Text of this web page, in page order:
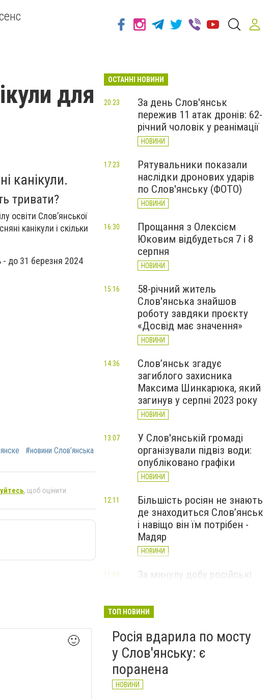
для
канікули.
тривати?
освіти Слов’янської
канікули і скільки
- до 31 березня 2024
#новини Слов’янська
, щоб оцінити
🙂
ОСТАННІ НОВИНИ
За день Слов'янськ
пережив 11 атак дронів: 62-
річний чоловік у реанімації
НОВИНИ
20:23
Рятувальники показали
наслідки дронових ударів
по Слов'янську (ФОТО)
НОВИНИ
17:23
Прощання з Олексієм
Юковим відбудеться 7 і 8
серпня
НОВИНИ
16:30
58-річний житель
Слов'янська знайшов
роботу завдяки проєкту
«Досвід має значення»
НОВИНИ
15:16
Слов’янськ згадує
загиблого захисника
Максима Шинкарюка, який
загинув у серпні 2023 року
НОВИНИ
14:36
У Слов'янській громаді
організували підвіз води:
опубліковано графіки
НОВИНИ
13:07
Більшість росіян не знають
де знаходиться Слов’янськ
і навіщо він їм потрібен -
Мадяр
НОВИНИ
12:11
За минулу добу російські
великої війни: 6 серпня
11:09
ТОП НОВИНИ
Росія вдарила по мосту
у Слов'янську: є
поранена
НОВИНИ